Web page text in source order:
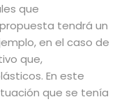
que
tendrá un
en el caso de
que,
En este
que se tenía